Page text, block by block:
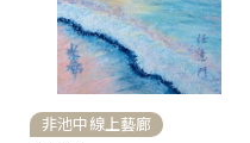
非池中線上藝廊